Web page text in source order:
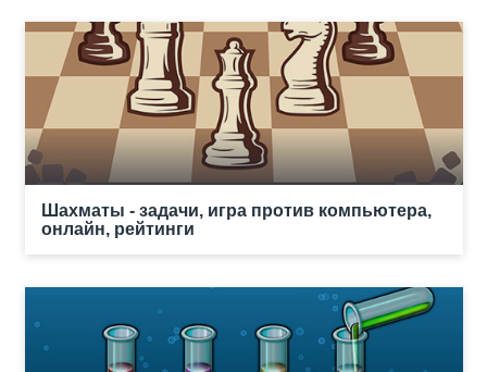
Шахматы - задачи, игра против компьютера,
онлайн, рейтинги